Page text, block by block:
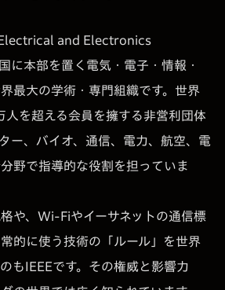
and Electronics
に本部を置く電気・電子・情報・
最大の学術・専門組織です。世界
を超える会員を擁する非営利団体
ー、バイオ、通信、電力、航空、電
野で指導的な役割を担っていま
や、Wi-Fiやイーサネットの通信標
的に使う技術の「ルール」を世界
もIEEEです。その権威と影響力